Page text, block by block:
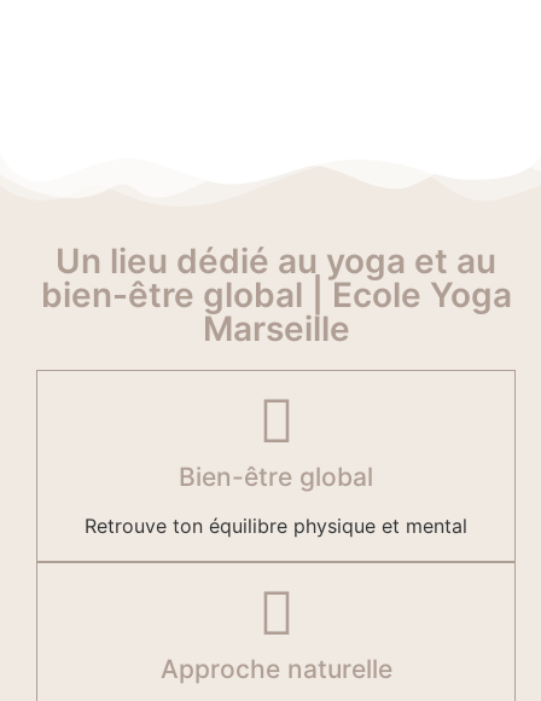
Un lieu dédié au yoga et au
bien-être global | Ecole Yoga
Marseille
Bien-être global
Retrouve ton équilibre physique et mental
Approche naturelle